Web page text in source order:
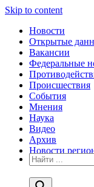
Skip to content
Новости
Открытые
Вакансии
Федеральные
Происшествия
События
Мнения
Наука
Видео
Архив
Новости